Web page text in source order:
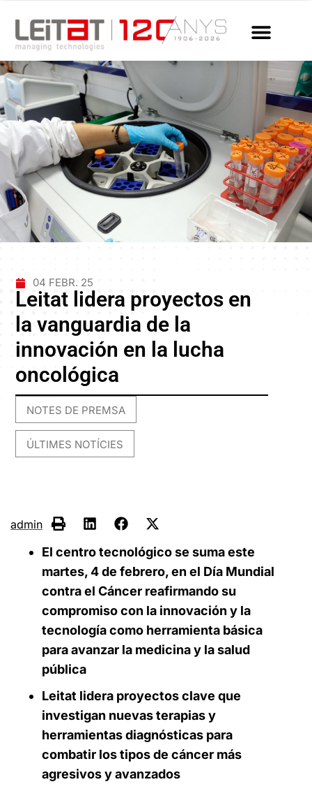
04 FEBR. 25
Leitat lidera proyectos en
la vanguardia de la
innovación en la lucha
oncológica
NOTES DE PREMSA
ÚLTIMES NOTÍCIES
admin
El centro tecnológico se suma este
martes, 4 de febrero, en el Día Mundial
contra el Cáncer reafirmando su
compromiso con la innovación y la
tecnología como herramienta básica
para avanzar la medicina y la salud
pública
Leitat lidera proyectos clave que
investigan nuevas terapias y
herramientas diagnósticas para
combatir los tipos de cáncer más
agresivos y avanzados